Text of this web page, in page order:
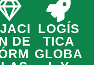
DE
LOGÍS
TICA
GLOBA